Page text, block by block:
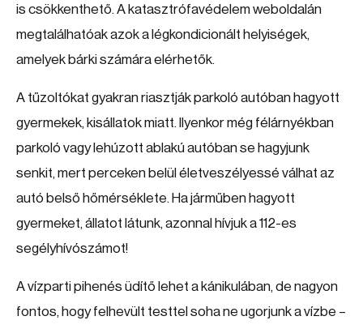
is csökkenthető. A katasztrófavédelem weboldalán
megtalálhatóak azok a légkondicionált helyiségek,
amelyek bárki számára elérhetők.
A tűzoltókat gyakran riasztják parkoló autóban hagyott
gyermekek, kisállatok miatt. Ilyenkor még félárnyékban
parkoló vagy lehúzott ablakú autóban se hagyjunk
senkit, mert perceken belül életveszélyessé válhat az
autó belső hőmérséklete. Ha járműben hagyott
gyermeket, állatot látunk, azonnal hívjuk a 112-es
segélyhívószámot!
A vízparti pihenés üdítő lehet a kánikulában, de nagyon
fontos, hogy felhevült testtel soha ne ugorjunk a vízbe –